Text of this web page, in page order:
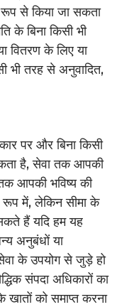
रूप से किया जा सकता
के बिना किसी भी
वितरण के लिए या
भी तरह से अनुवादित,
पर और बिना किसी
है, सेवा तक आपकी
आपकी भविष्य की
में, लेकिन सीमा के
हैं यदि हम यह
अनुबंधों या
के उपयोग से जुड़े हो
संपदा अधिकारों का
को समाप्त करना